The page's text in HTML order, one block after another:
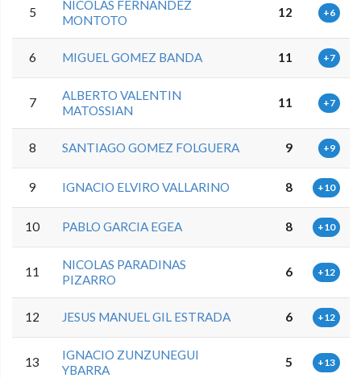
5
NICOLAS FERNANDEZ
MONTOTO
12 +6
6 MIGUEL GOMEZ BANDA 11 +7
7
ALBERTO VALENTIN
MATOSSIAN
11 +7
8 SANTIAGO GOMEZ FOLGUERA 9 +9
9 IGNACIO ELVIRO VALLARINO 8 +10
10 PABLO GARCIA EGEA 8 +10
11
NICOLAS PARADINAS
PIZARRO
6 +12
12 JESUS MANUEL GIL ESTRADA 6 +12
13
IGNACIO ZUNZUNEGUI
YBARRA
5 +13